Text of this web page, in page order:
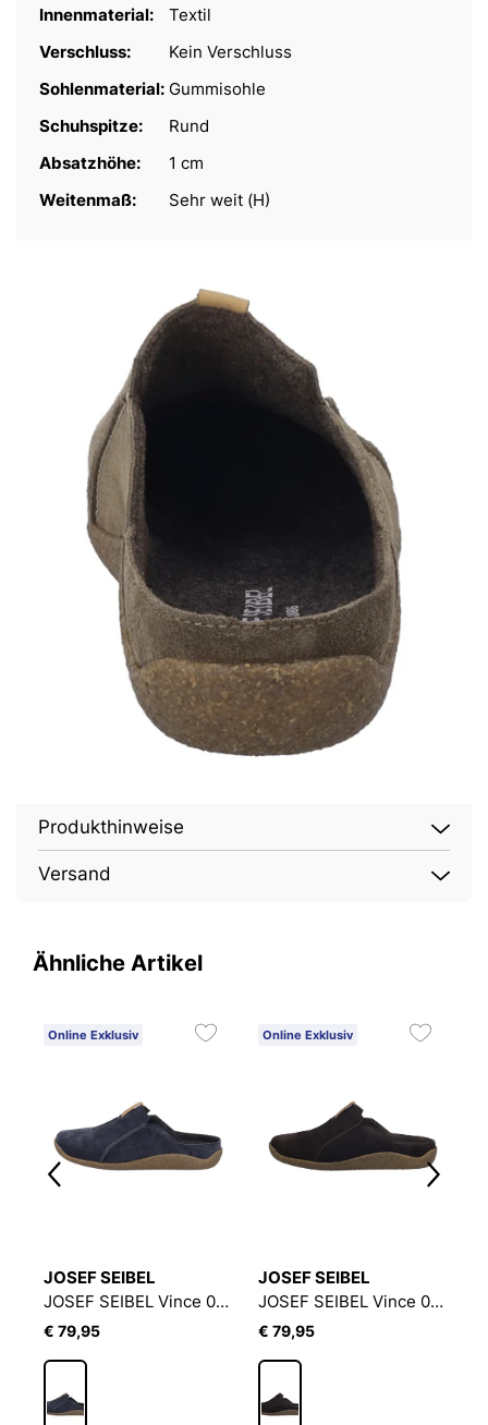
Innenmaterial:
Textil
Verschluss:
Kein Verschluss
Sohlenmaterial: Gummisohle
Schuhspitze:
Rund
Absatzhöhe:
1 cm
Weitenmaß:
Sehr weit (H)
Produkthinweise
Versand
Ähnliche Artikel
Online Exklusiv
JOSEF SEIBEL
JOSEF SEIBEL Vince 02 | Hausschuh für Herren | Blau
€ 79,95
Online Exklusiv
JOSEF SEIBEL
JOSEF SEIBEL Vince 02 | Hausschuh für Herren | Braun
€ 79,95